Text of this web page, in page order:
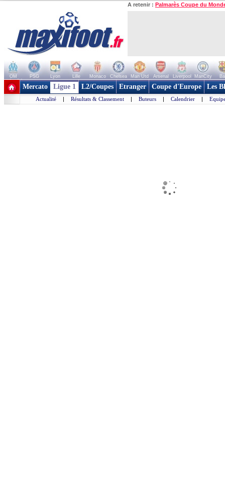
A retenir : Palmarès Coupe du
OM PSG Lyon Lille Monaco Chelsea Man Utd Arsenal Liverpool ManCity
+ de clubs
Mercato Ligue 1 L2/Coupes Etranger Coupe d'Europe Les
Actualité | Résultats & Classement | Buteurs | Calendrier |